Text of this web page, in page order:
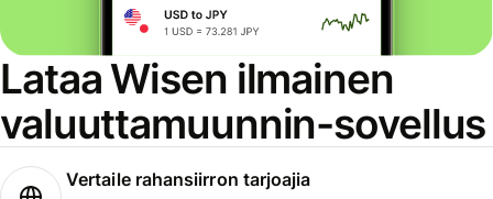
Lataa Wisen ilmainen
valuuttamuunnin-sovellus
Vertaile rahansiirron tarjoajia